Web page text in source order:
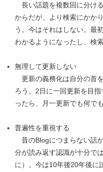
長い話題を複数回に分け
からだが、より検索にかか
う。今はそれはしない。最
わかるようになったし、検
無理して更新しない
更新の義務化は自分の首
ろう。2日に一回更新を目
ったら、月一更新でも何で
普遍性を重視する
昔のBlogにつまらない話
分が読み返す認識が十分で
に）。今は10年後20年後に